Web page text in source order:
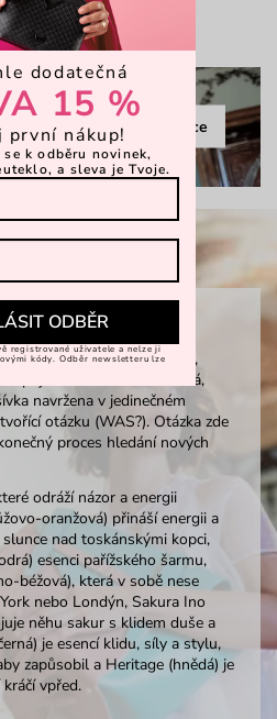
Celá kolekce
SIMON
z klasických vintage tvarů,
pojetí. Duše není černobílá,
navržena v jedinečném
otázku (WAS?). Otázka zde
proces hledání nových
odráží názor a energii
oranžová) přináší energii a
nad toskánskými kopci,
esenci pařížského šarmu,
béžová), která v sobě nese
nebo Londýn, Sakura Ino
něhu sakur s klidem duše a
je esencí klidu, síly a stylu,
zapůsobil a Heritage (hnědá) je
vpřed.
dodatečná
15 %
první nákup!
k odběru novinek,
a sleva je Tvoje.
ODBĚR
registrované uživatele a nelze ji
kódy. Odběr newsletteru lze